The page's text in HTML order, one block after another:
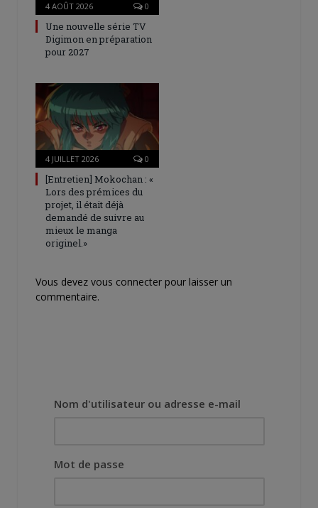
4 AOÛT 2026 0
Une nouvelle série TV
Digimon en préparation
pour 2027
4 JUILLET 2026 0
[Entretien] Mokochan : «
Lors des prémices du
projet, il était déjà
demandé de suivre au
mieux le manga
originel.»
Vous devez vous connecter pour laisser un
commentaire.
Nom d'utilisateur ou adresse e-mail
Mot de passe